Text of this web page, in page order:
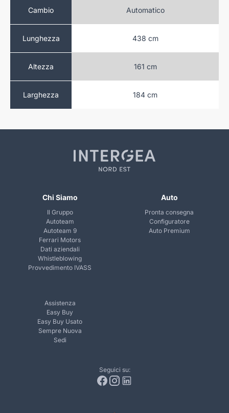
Cambio
Lunghezza
Altezza
Larghezza
Automatico
438 cm
161 cm
184 cm
Chi Siamo
Il Gruppo
Autoteam
Autoteam 9
Ferrari Motors
Dati aziendali
Whistleblowing
Provvedimento IVASS
Auto
Pronta consegna
Configuratore
Auto Premium
Assistenza
Easy Buy
Easy Buy Usato
Sempre Nuova
Sedi
Seguici su: